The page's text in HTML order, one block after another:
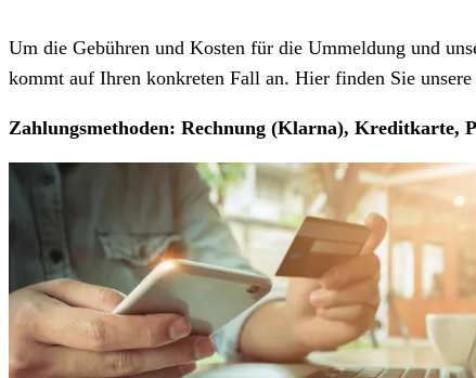
Um die Gebühren und Kosten für die Ummeldung und
kommt auf Ihren konkreten Fall an. Hier finden Sie unsere
Zahlungsmethoden: Rechnung (Klarna), Kreditkarte,